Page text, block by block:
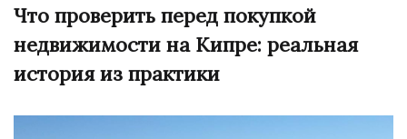
Что проверить перед покупкой
недвижимости на Кипре: реальная
история из практики